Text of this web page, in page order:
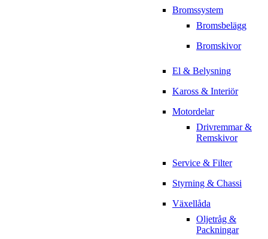
Bromssystem
Bromsbelägg
Bromskivor
El & Belysning
Kaross & Interiör
Motordelar
Drivremmar &
Remskivor
Service & Filter
Styrning & Chassi
Växellåda
Oljetråg &
Packningar